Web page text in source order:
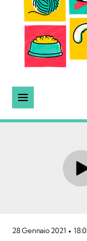
28 Gennaio 2021